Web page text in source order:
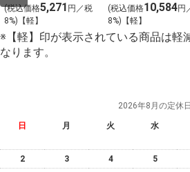
(税込価格5,271 円／税
8%)【軽】
(税込価格10,584円
8%)【軽】
※【軽】印が表示されている商品は軽
なります。
2026年8月の定休日
日 月 火 水
2
3 4 5